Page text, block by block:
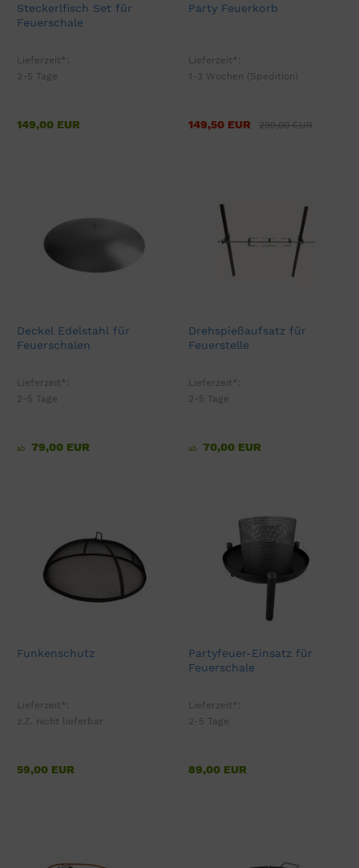
Steckerlfisch Set für
Feuerschale
Lieferzeit*:
2-5 Tage
149,00 EUR
Party Feuerkorb
Lieferzeit*:
1-3 Wochen (Spedition)
149,50 EUR 299,00 EUR
Deckel Edelstahl für
Feuerschalen
Lieferzeit*:
2-5 Tage
ab 79,00 EUR
Drehspießaufsatz für
Feuerstelle
Lieferzeit*:
2-5 Tage
ab 70,00 EUR
Funkenschutz
Lieferzeit*:
z.Z. nicht lieferbar
59,00 EUR
Partyfeuer-Einsatz für
Feuerschale
Lieferzeit*:
2-5 Tage
89,00 EUR